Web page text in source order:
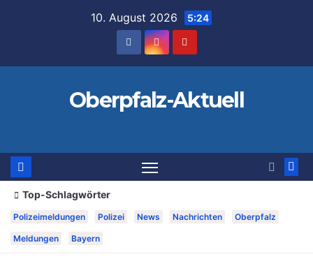
10. August 2026 5:24
Oberpfalz-Aktuell
Top-Schlagwörter
Polizeimeldungen Polizei News Nachrichten Oberpfalz
Meldungen Bayern